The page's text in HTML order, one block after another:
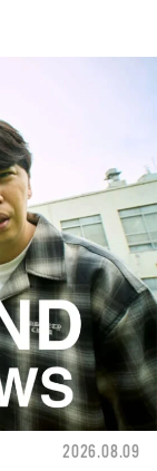
2026.08.09